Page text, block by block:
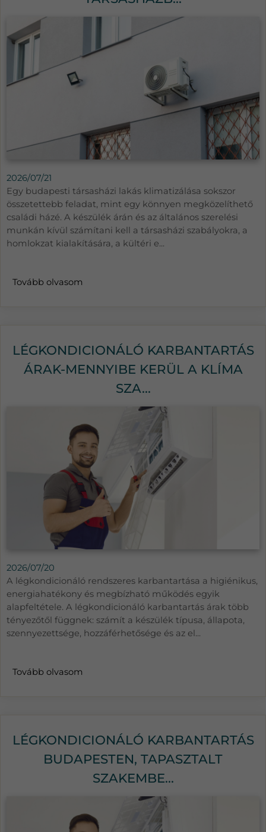
2026/07/21
Egy budapesti társasházi lakás klimatizálása sokszor
összetettebb feladat, mint egy könnyen megközelíthető
családi házé. A készülék árán és az általános szerelési
munkán kívül számítani kell a társasházi szabályokra, a
homlokzat kialakítására, a kültéri e...
Tovább olvasom
LÉGKONDICIONÁLÓ KARBANTARTÁS
ÁRAK-MENNYIBE KERÜL A KLÍMA
SZA...
2026/07/20
A légkondicionáló rendszeres karbantartása a higiénikus,
energiahatékony és megbízható működés egyik
alapfeltétele. A légkondicionáló karbantartás árak több
tényezőtől függnek: számít a készülék típusa, állapota,
szennyezettsége, hozzáférhetősége és az el...
Tovább olvasom
LÉGKONDICIONÁLÓ KARBANTARTÁS
BUDAPESTEN, TAPASZTALT
SZAKEMBE...